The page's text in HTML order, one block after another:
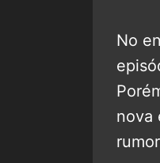
No
nova